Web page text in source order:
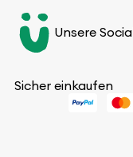
Unsere
Sicher einkaufen